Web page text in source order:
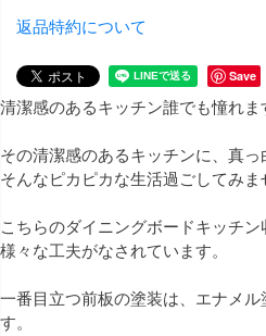
返品特約について
Save
清潔感のあるキッチン誰でも憧れま
その清潔感のあるキッチンに、真っ
そんなピカピカな生活過ごしてみま
こちらのダイニングボードキッチン
様々な工夫がなされています。
一番目立つ前板の塗装は、エナメ
す。